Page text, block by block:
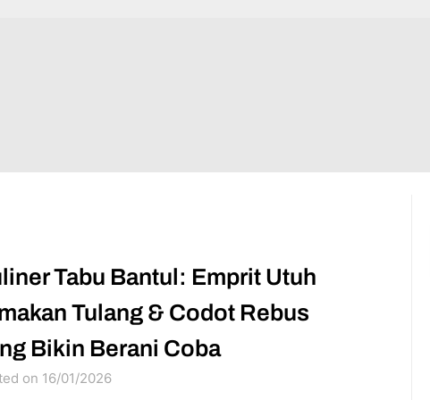
Tabu Bantul: Emprit Utuh
Tulang & Codot Rebus
Bikin Berani Coba
on 16/01/2026